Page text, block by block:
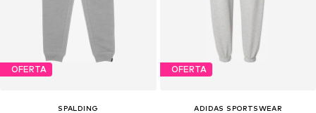
OFERTA
SPALDING
OFERTA
ADIDAS SPORTSWEAR